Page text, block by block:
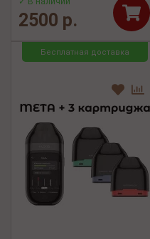
2500 р.
Бесплатная доставка